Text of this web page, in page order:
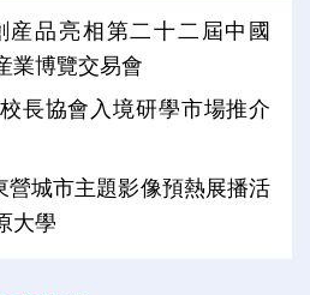
産品亮相第二十二屆中國
業博覽交易會
長協會入境研學市場推介
營城市主題影像預熱展播活
大學